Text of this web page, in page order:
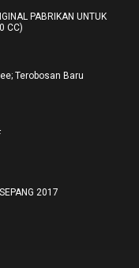
PABRIKAN UNTUK
CC)
Terobosan Baru
2017